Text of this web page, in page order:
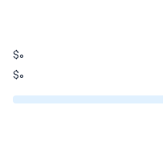
$0
$0